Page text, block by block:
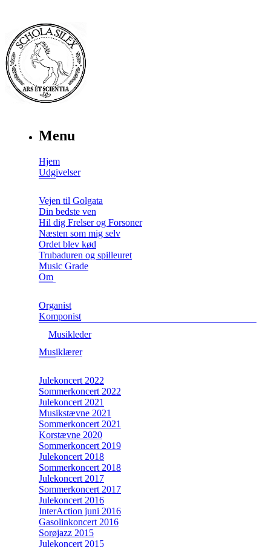
Menu
Hjem
Udgivelser
Vejen til Golgata
Din bedste ven
Hil dig Frelser og Forsoner
Næsten som mig selv
Ordet blev kød
Trubaduren og spilleuret
Music Grade
Om
Organist
Komponist
Musikleder
Musiklærer
Julekoncert 2022
Sommerkoncert 2022
Julekoncert 2021
Musikstævne 2021
Sommerkoncert 2021
Korstævne 2020
Sommerkoncert 2019
Julekoncert 2018
Sommerkoncert 2018
Julekoncert 2017
Sommerkoncert 2017
Julekoncert 2016
InterAction juni 2016
Gasolinkoncert 2016
Sorøjazz 2015
Julekoncert 2015